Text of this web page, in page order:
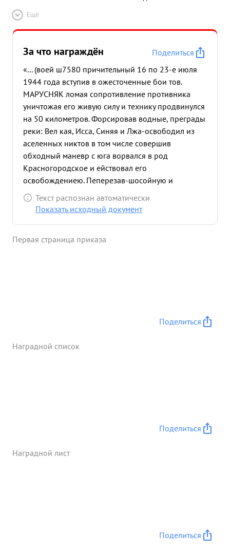
Ещё
За что награждён
Поделиться
«... (воей ш7580 причительный 16 по 23-е июля
1944 года вступив в ожесточенные бои тов.
МАРУСНЯК ломая сопротивление противника
уничтожая его живую силу и технику продвинулся
на 50 километров. Форсировав водные, преграды
реки: Вел кая, Исса, Синяя и Лжа-освободил из
аселенных никтов в том числе совершив
обходный маневр с юга ворвался в род
Красногородское и ействовал его
освобождениею. Пеперезав-шосойную и
железную дороги.Псков- Резекне овладел
станцией Карсава. За личную храбрость и умелое
"КРАСНОЕ зн НАМЯ" ...»
Текст распознан автоматически
Показать исходный документ
Первая страница приказа
Поделиться
Наградной список
Поделиться
Наградной лист
Поделиться